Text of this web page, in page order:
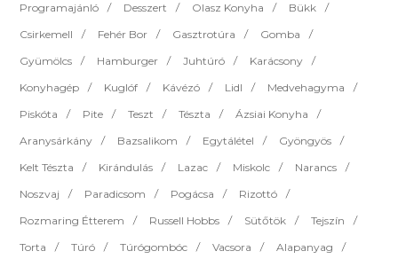
Programajánló
Desszert Olasz Konyha
Bükk
Csirkemell
Fehér Bor Gasztrotúra
Gomba
Gyümölcs
Hamburger Juhtúró
Karácsony
Konyhagép
Kuglóf Kávézó Lidl
Medvehagyma
Piskóta
Pite Teszt Tészta
Ázsiai Konyha
Aranysárkány
Bazsalikom Egytálétel
Gyöngyös
Kelt Tészta
Kirándulás Lazac Miskolc
Narancs
Noszvaj
Paradicsom Pogácsa
Rizottó
Rozmaring Étterem
Russell Hobbs Sütőtök
Tejszín
Torta
Túró Túrógombóc Vacsora Alapanyag